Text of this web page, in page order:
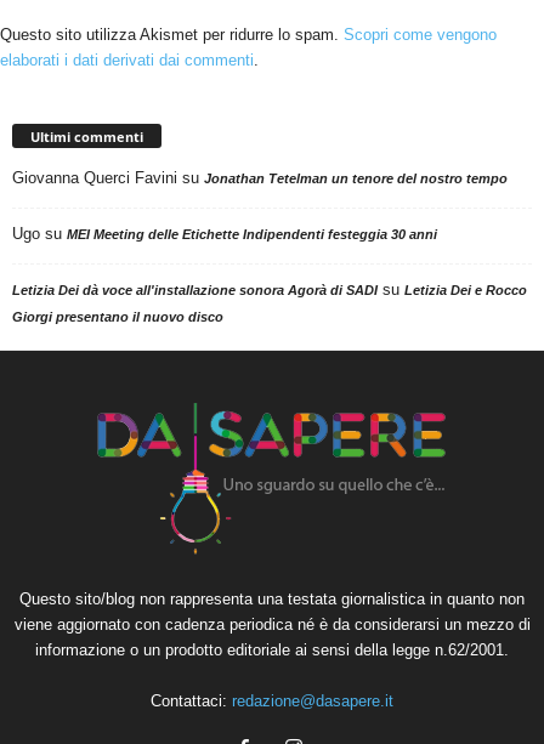
Questo sito utilizza Akismet per ridurre lo spam. Scopri come vengono
elaborati i dati derivati dai commenti.
Ultimi commenti
Giovanna Querci Favini su Jonathan Tetelman un tenore del nostro tempo
Ugo su MEI Meeting delle Etichette Indipendenti festeggia 30 anni
Letizia Dei dà voce all'installazione sonora Agorà di SADIsu Letizia Dei e Rocco
Giorgi presentano il nuovo disco
Questo sito/blog non rappresenta una testata giornalistica in quanto non
viene aggiornato con cadenza periodica né è da considerarsi un mezzo di
informazione o un prodotto editoriale ai sensi della legge n.62/2001.
Contattaci: redazione@dasapere.it